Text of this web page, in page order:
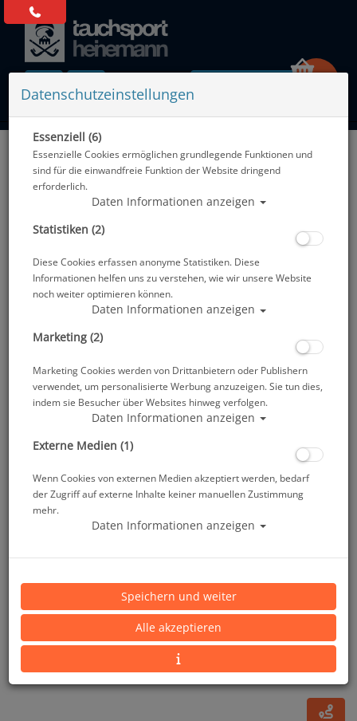
Alle Artikel zeigen aus: Lavacore & Ultra Skin
Mares Unterzieher - Ultraskin Monosuit Steamer -
Artikelnr.: mar-412394XL
Datenschutzeinstellungen
Essenziell (6)
Essenzielle Cookies ermöglichen grundlegende Funktionen und
sind für die einwandfreie Funktion der Website dringend
erforderlich.
Daten Informationen anzeigen
Statistiken (2)
Diese Cookies erfassen anonyme Statistiken. Diese
Informationen helfen uns zu verstehen, wie wir unsere Website
noch weiter optimieren können.
Daten Informationen anzeigen
Marketing (2)
Marketing Cookies werden von Drittanbietern oder Publishern
verwendet, um personalisierte Werbung anzuzeigen. Sie tun dies,
indem sie Besucher über Websites hinweg verfolgen.
Daten Informationen anzeigen
Externe Medien (1)
Wenn Cookies von externen Medien akzeptiert werden, bedarf
der Zugriff auf externe Inhalte keiner manuellen Zustimmung
mehr.
Daten Informationen anzeigen
Speichern und weiter
Alle akzeptieren